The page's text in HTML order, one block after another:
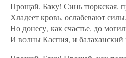
Прощай, Баку! Синь тюркская,
Хладеет кровь, ослабевают силы.
Но донесу, как счастье, до
И волны Каспия, и балаханский